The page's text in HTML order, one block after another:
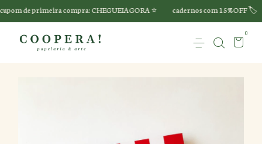
de primeira compra: CHEGUEIAGORA ⭐️ cadernos com 15%OFF 🏷️
0